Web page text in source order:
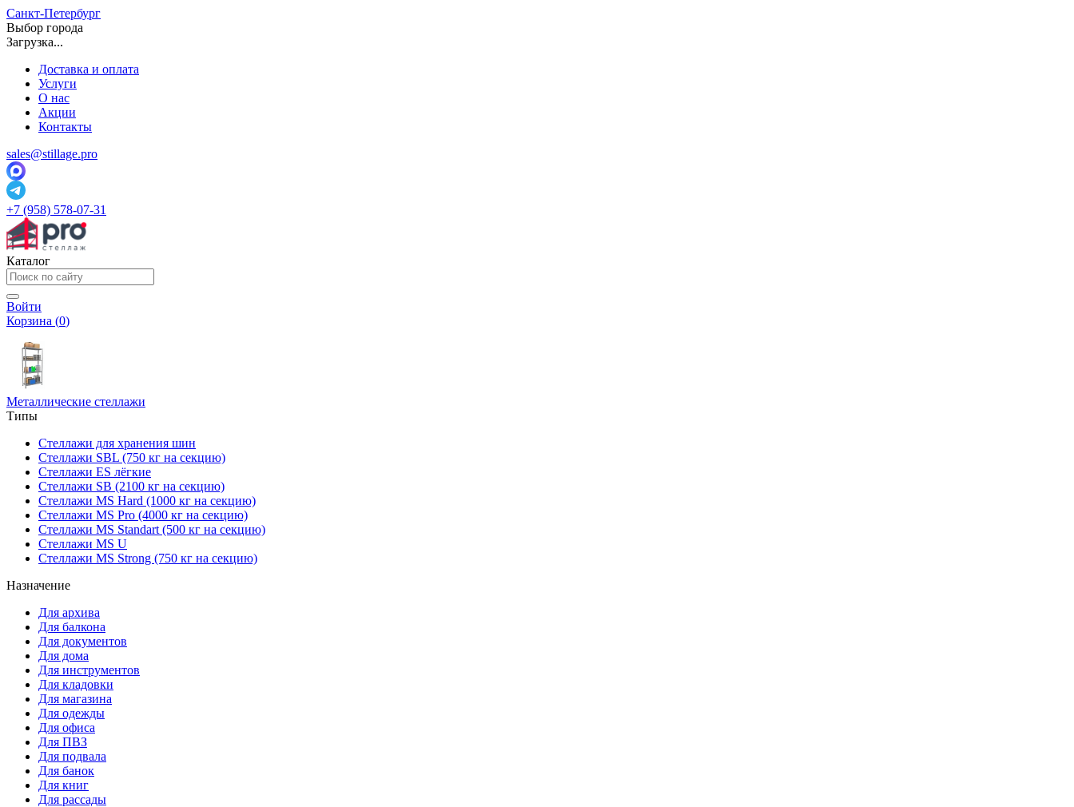
Санкт-Петербург
Выбор города
Загрузка...
Доставка и оплата
Услуги
О нас
Акции
Контакты
sales@stillage.pro
+7 (958) 578-07-31
Каталог
Войти
Корзина (0)
Металлические стеллажи
Типы
Стеллажи для хранения шин
Стеллажи SBL (750 кг на секцию)
Стеллажи ES лёгкие
Стеллажи SB (2100 кг на секцию)
Стеллажи MS Hard (1000 кг на секцию)
Стеллажи MS Pro (4000 кг на секцию)
Стеллажи MS Standart (500 кг на секцию)
Стеллажи MS U
Стеллажи MS Strong (750 кг на секцию)
Назначение
Для архива
Для балкона
Для документов
Для дома
Для инструментов
Для кладовки
Для магазина
Для одежды
Для офиса
Для ПВЗ
Для подвала
Для банок
Для книг
Для рассады